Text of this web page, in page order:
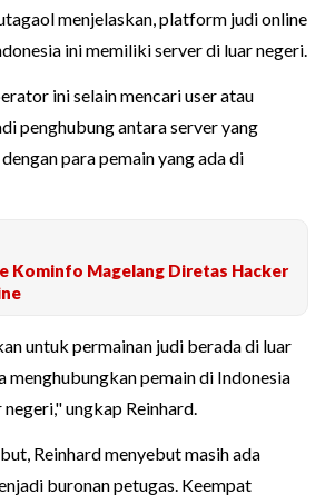
menjelaskan, platform judi online
ini memiliki server di luar negeri.
ini selain mencari user atau
penghubung antara server yang
para pemain yang ada di
Kominfo Magelang Diretas Hacker
untuk permainan judi berada di luar
menghubungkan pemain di Indonesia
ungkap Reinhard.
Reinhard menyebut masih ada
buronan petugas. Keempat